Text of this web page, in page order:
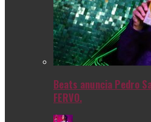
Beats anuncia Pedro
FERVO.